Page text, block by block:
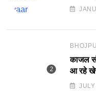
दमदार
काजल
आ रहे